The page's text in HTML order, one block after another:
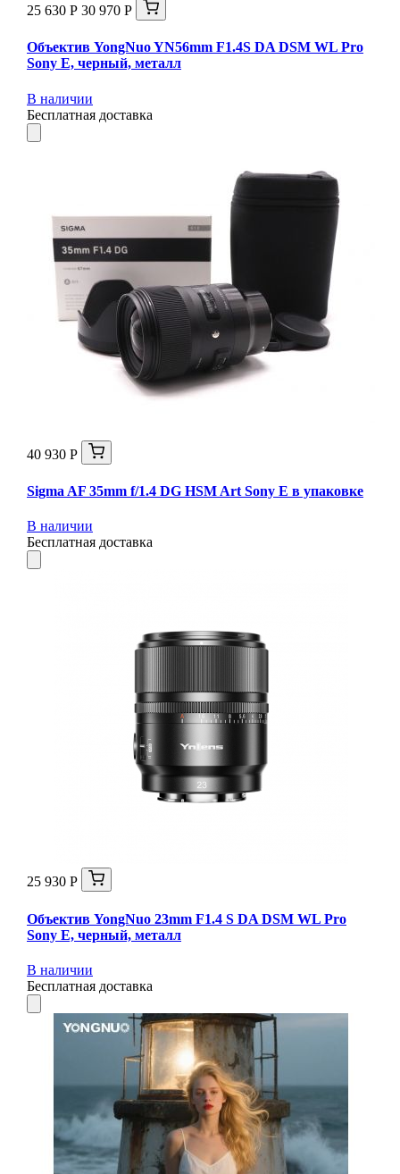
25 630 Р 30 970 Р
Объектив YongNuo YN56mm F1.4S DA DSM WL Pro
Sony E, черный, металл
В наличии
Бесплатная доставка
40 930 Р
Sigma AF 35mm f/1.4 DG HSM Art Sony E в упаковке
В наличии
Бесплатная доставка
25 930 Р
Объектив YongNuo 23mm F1.4 S DA DSM WL Pro
Sony E, черный, металл
В наличии
Бесплатная доставка